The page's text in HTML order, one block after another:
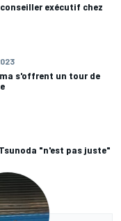
exécutif chez
s'offrent un tour de
"n'est pas juste"